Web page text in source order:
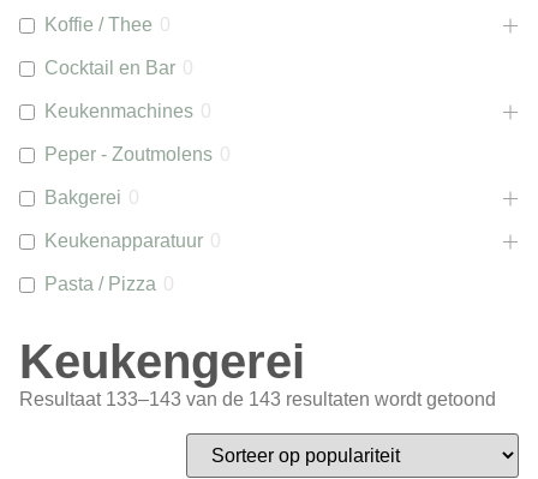
Koffie / Thee 0
Cocktail en Bar 0
Keukenmachines 0
Peper - Zoutmolens 0
Bakgerei 0
Keukenapparatuur 0
Pasta / Pizza 0
Keukengerei
Resultaat 133–143 van de 143 resultaten wordt getoond